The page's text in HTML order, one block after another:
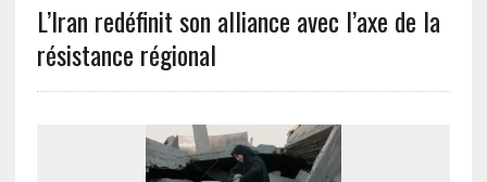
L’Iran redéfinit son alliance avec l’axe de la
résistance régional